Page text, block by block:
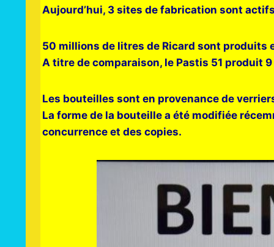
Aujourd’hui, 3 sites de fabrication sont
50 millions de litres de Ricard sont produits
A titre de comparaison, le Pastis 51 produit
Les bouteilles sont en provenance de
La forme de la bouteille a été modifiée
concurrence et des copies.